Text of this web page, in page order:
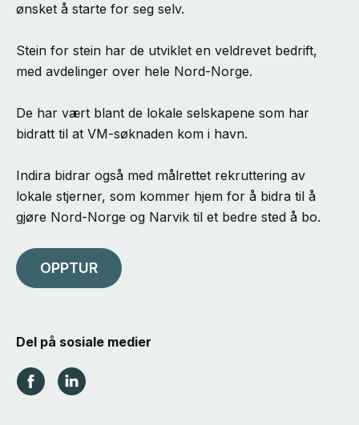
ønsket å starte for seg selv.
Stein for stein har de utviklet en veldrevet bedrift,
med avdelinger over hele Nord-Norge.
De har vært blant de lokale selskapene som har
bidratt til at VM-søknaden kom i havn.
Indira bidrar også med målrettet rekruttering av
lokale stjerner, som kommer hjem for å bidra til å
gjøre Nord-Norge og Narvik til et bedre sted å bo.
OPPTUR
Del på sosiale medier